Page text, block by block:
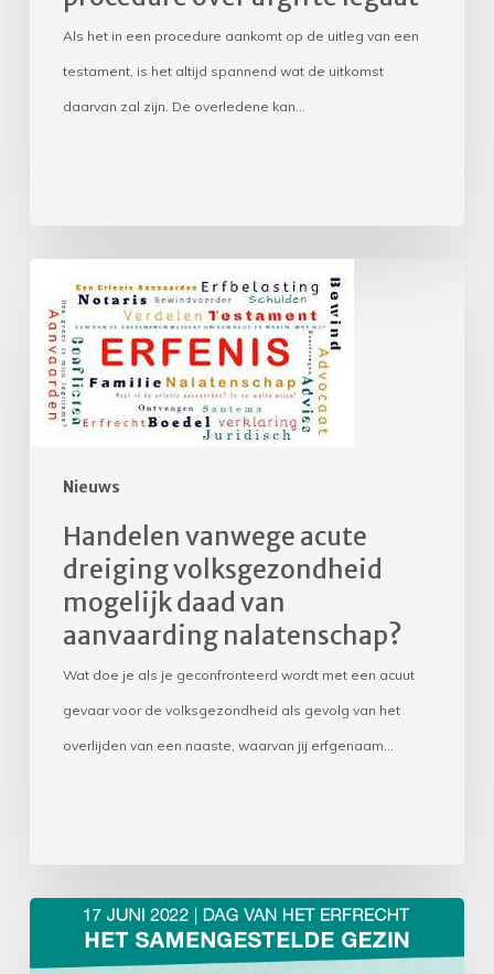
Als het in een procedure aankomt op de uitleg van een
testament, is het altijd spannend wat de uitkomst
daarvan zal zijn. De overledene kan…
Nieuws
Handelen
vanwege
acute
dreiging
volksgezondheid
daad
aanvaarding
nalatenschap?
Handelen vanwege acute
dreiging volksgezondheid
mogelijk daad van
aanvaarding nalatenschap?
Wat doe je als je geconfronteerd wordt met een acuut
gevaar voor de volksgezondheid als gevolg van het
overlijden van een naaste, waarvan jij erfgenaam…